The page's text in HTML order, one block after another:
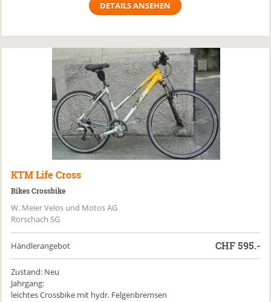
DETAILS ANSEHEN
KTM Life Cross
Bikes Crossbike
W. Meier Velos und Motos AG
Rorschach SG
Händlerangebot CHF595.-
Zustand: Neu
Jahrgang:
leichtes Crossbike mit hydr. Felgenbremsen